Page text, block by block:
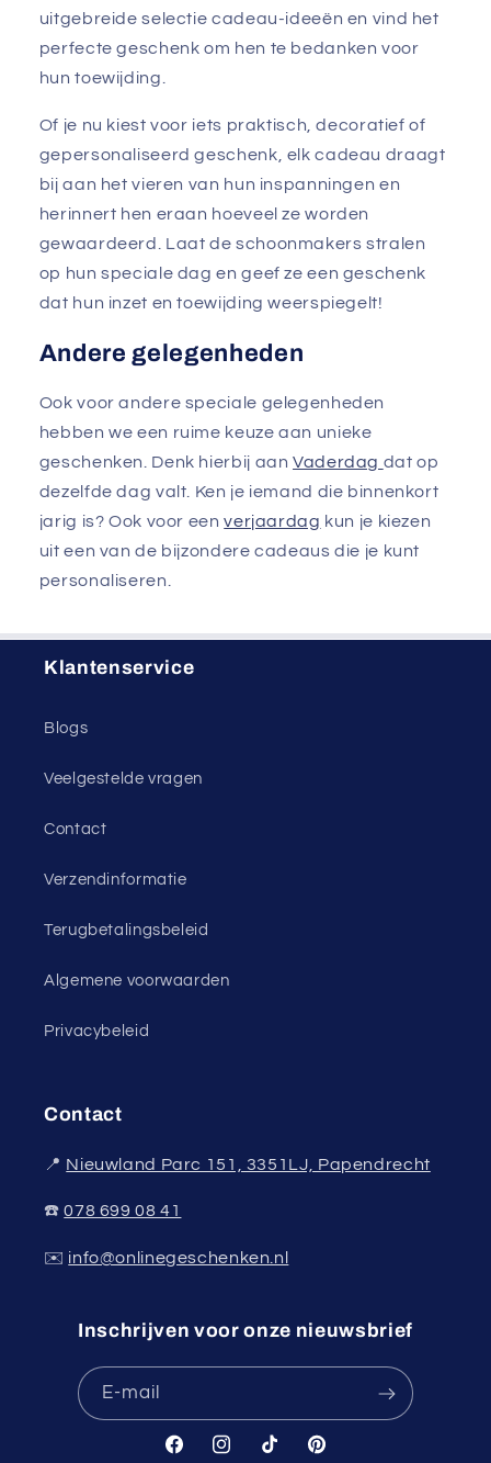
uitgebreide selectie cadeau-ideeën en vind het
perfecte geschenk om hen te bedanken voor
hun toewijding.
Of je nu kiest voor iets praktisch, decoratief of
gepersonaliseerd geschenk, elk cadeau draagt
bij aan het vieren van hun inspanningen en
herinnert hen eraan hoeveel ze worden
gewaardeerd. Laat de schoonmakers stralen
op hun speciale dag en geef ze een geschenk
dat hun inzet en toewijding weerspiegelt!
Andere gelegenheden
Ook voor andere speciale gelegenheden
hebben we een ruime keuze aan unieke
geschenken. Denk hierbij aanVaderdag dat op
dezelfde dag valt. Ken je iemand die binnenkort
jarig is? Ook voor eenverjaardag kun je kiezen
uit een van de bijzondere cadeaus die je kunt
personaliseren.
Klantenservice
Blogs
Veelgestelde vragen
Contact
Verzendinformatie
Terugbetalingsbeleid
Algemene voorwaarden
Privacybeleid
Contact
📍 Nieuwland Parc 151, 3351LJ, Papendrecht
☎️078 699 08 41
✉️ info@onlinegeschenken.nl
Inschrijven voor onze nieuwsbrief
E‑mail
FacebookInstagram
TikTok Pinterest